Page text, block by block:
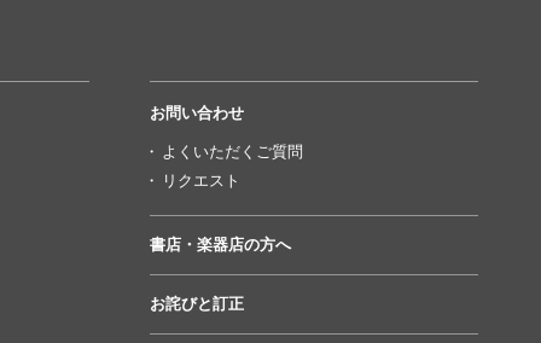
お問い合わせ
よくいただくご質問
リクエスト
書店・楽器店の方へ
お詫びと訂正